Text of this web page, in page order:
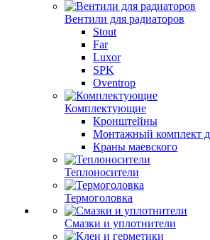
Вентили для радиаторов
Stout
Far
Luxor
SPK
Oventrop
Комплектующие
Кронштейны
Монтажный комплект
Краны маевского
Теплоносители
Термоголовка
Смазки и уплотнители